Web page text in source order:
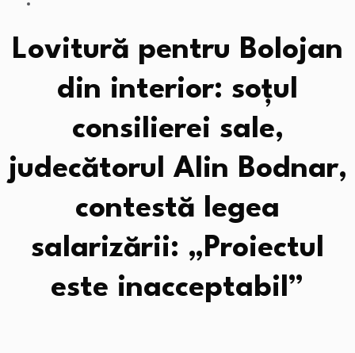
Lovitură pentru Bolojan
din interior: soțul
consilierei sale,
judecătorul Alin Bodnar,
contestă legea
salarizării: „Proiectul
este inacceptabil”